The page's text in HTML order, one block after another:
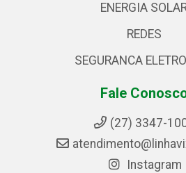
ENERGIA
REDES
SEGURANCA
Fale
(27) 3347-
Instagram